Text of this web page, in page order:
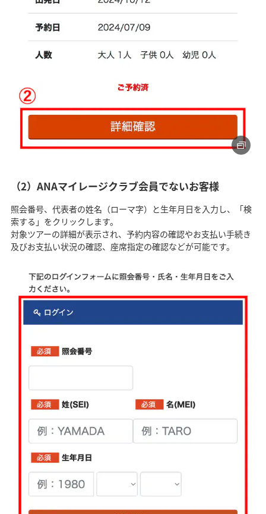
（2）ANAマイレージクラブ会員でないお客様
照会番号、代表者の姓名（ローマ字）と生年月日を入力し、「検
索する」をクリックします。
対象ツアーの詳細が表示され、予約内容の確認やお支払い手続き
及びお支払い状況の確認、座席指定の確認などが可能です。